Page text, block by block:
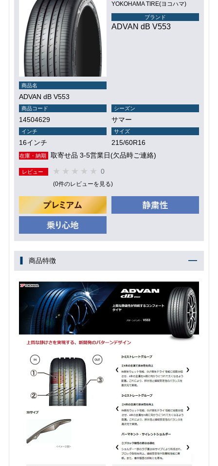
YOKOHAMA TIRE(ヨコハマ)
ブランド
ADVAN dB V553
商品名
ADVAN dB V553
商品コード
14504629
シーズン
サマー
インチ
16インチ
サイズ
215/60R16
在庫・納期 取寄せ品 3-5営業日(欠品時ご連絡)
レビュー 0
(0件のレビューを見る)
商品特徴